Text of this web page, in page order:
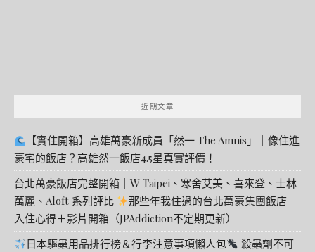
近期文章
【實住開箱】高雄萬豪新成員「然一 The Amnis」｜像住進
豪宅的飯店？高雄然一飯店4.5星真實評價！
台北萬豪飯店完整開箱｜W Taipei、寒舍艾美、喜來登、士林
萬麗、Aloft 系列評比
那些年我住過的台北萬豪集團飯店｜
入住心得＋影片開箱（JPAddiction不定期更新）
日本驅蟲用品排行榜＆行李注意事項懶人包
殺蟲劑不可